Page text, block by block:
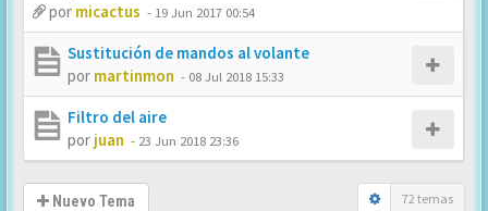
por micactus - 19 Jun 2017 00:54
Sustitución de mandos al volante
por martinmon - 08 Jul 2018 15:33
Filtro del aire
por juan - 23 Jun 2018 23:36
Nuevo Tema 72 temas